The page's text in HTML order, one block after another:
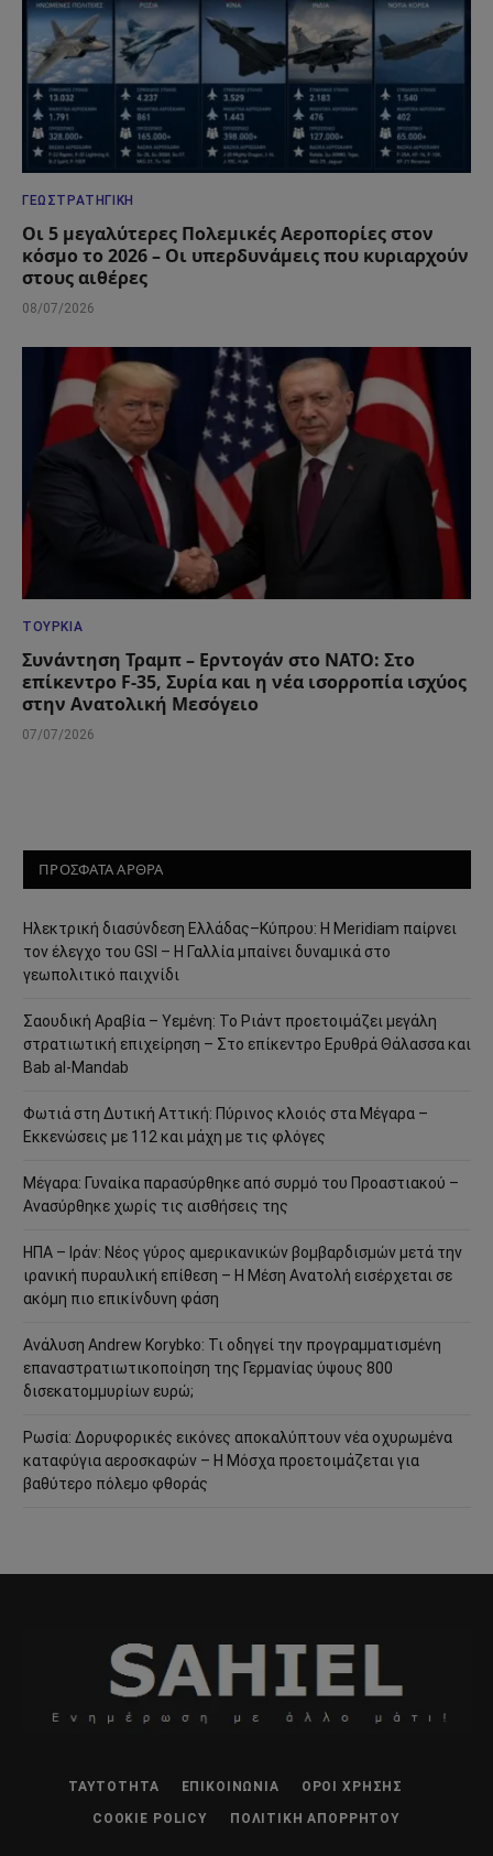
ΓΕΩΣΤΡΑΤΗΓΙΚΉ
Οι 5 μεγαλύτερες Πολεμικές Αεροπορίες στον
κόσμο το 2026 – Οι υπερδυνάμεις που κυριαρχούν
στους αιθέρες
08/07/2026
ΤΟΥΡΚΊΑ
Συνάντηση Τραμπ – Ερντογάν στο ΝΑΤΟ: Στο
επίκεντρο F-35, Συρία και η νέα ισορροπία ισχύος
στην Ανατολική Μεσόγειο
07/07/2026
ΠΡΟΣΦΑΤΑ ΑΡΘΡΑ
Ηλεκτρική διασύνδεση Ελλάδας–Κύπρου: Η Meridiam παίρνει
τον έλεγχο του GSI – Η Γαλλία μπαίνει δυναμικά στο
γεωπολιτικό παιχνίδι
Σαουδική Αραβία – Υεμένη: Το Ριάντ προετοιμάζει μεγάλη
στρατιωτική επιχείρηση – Στο επίκεντρο Ερυθρά Θάλασσα και
Bab al-Mandab
Φωτιά στη Δυτική Αττική: Πύρινος κλοιός στα Μέγαρα –
Εκκενώσεις με 112 και μάχη με τις φλόγες
Μέγαρα: Γυναίκα παρασύρθηκε από συρμό του Προαστιακού –
Ανασύρθηκε χωρίς τις αισθήσεις της
ΗΠΑ – Ιράν: Νέος γύρος αμερικανικών βομβαρδισμών μετά την
ιρανική πυραυλική επίθεση – Η Μέση Ανατολή εισέρχεται σε
ακόμη πιο επικίνδυνη φάση
Ανάλυση Andrew Korybko: Τι οδηγεί την προγραμματισμένη
επαναστρατιωτικοποίηση της Γερμανίας ύψους 800
δισεκατομμυρίων ευρώ;
Ρωσία: Δορυφορικές εικόνες αποκαλύπτουν νέα οχυρωμένα
καταφύγια αεροσκαφών – Η Μόσχα προετοιμάζεται για
βαθύτερο πόλεμο φθοράς
ΤΑΥΤΌΤΗΤΑ ΕΠΙΚΟΙΝΩΝΊΑ ΌΡΟΙ ΧΡΉΣΗΣ
COOKIE POLICY ΠΟΛΙΤΙΚΉ ΑΠΟΡΡΉΤΟΥ